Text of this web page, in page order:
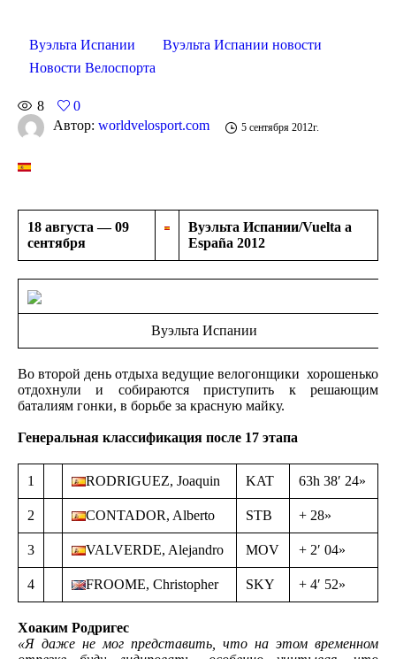
Вуэльта Испании
Вуэльта Испании новости
Новости Велоспорта
8
0
Автор: worldvelosport.com 5 сентября 2012г.
18 августа — 09
сентября
Вуэльта Испании/Vuelta a
España 2012
Вуэльта Испании
Во второй день отдыха ведущие велогонщики хорошенько
отдохнули и собираются приступить к решающим
баталиям гонки, в борьбе за красную майку.
Генеральная классификация после 17 этапа
1 RODRIGUEZ, Joaquin KAT 63h 38′ 24»
2 CONTADOR, Alberto STB + 28»
3 VALVERDE, Alejandro MOV + 2′ 04»
4 FROOME, Christopher SKY + 4′ 52»
Хоаким Родригес
«Я даже не мог представить, что на этом временном